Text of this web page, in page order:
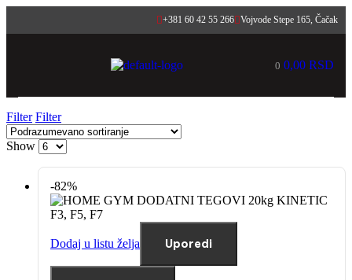
+381 60 42 55 266 Vojvode Stepe 165, Čačak
0 0,00 RSD
Filter Filter
Show
-82%
Dodaj u listu želja Uporedi